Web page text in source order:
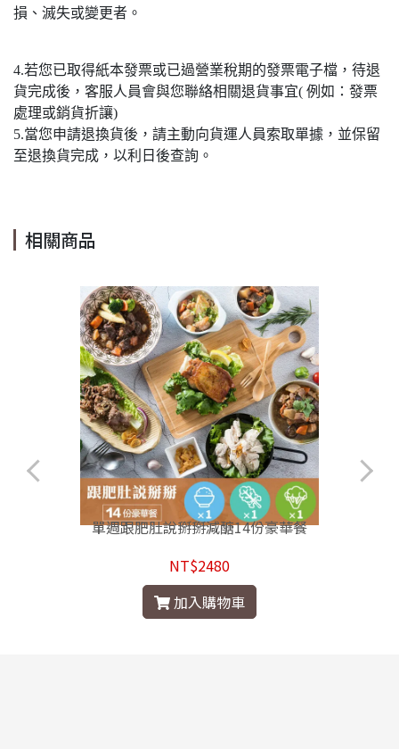
損、滅失或變更者。
4.若您已取得紙本發票或已過營業稅期的發票電子檔，待退
貨完成後，客服人員會與您聯絡相關退貨事宜( 例如：發票
處理或銷貨折讓)
5.當您申請退換貨後，請主動向貨運人員索取單據，並保留
至退換貨完成，以利日後查詢。
相關商品
單週跟肥肚說掰掰減醣14份豪華餐
NT$2480
加入購物車